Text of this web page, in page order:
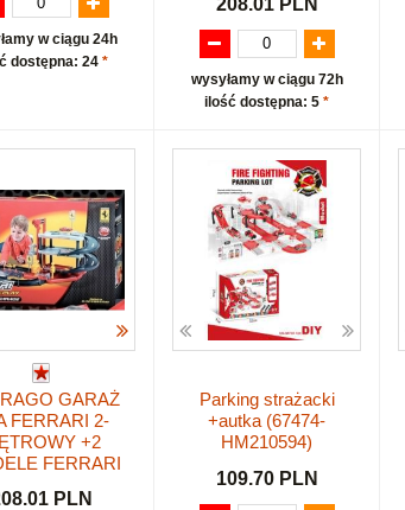
w ciągu 24h
dostępna: 24 *
208.01 PLN
wysyłamy w ciągu 72h
ilość dostępna: 5 *
GARAŻ
FERRARI 2-
+2
FERRARI
PLN
Parking strażacki
+autka (67474-
HM210594)
109.70 PLN